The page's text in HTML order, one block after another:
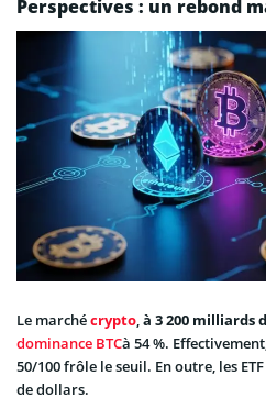
Perspectives : un rebond
Le marchécrypto,à 3 200 milliards
dominance BTCà 54 %.
50/100 frôle le seuil. En outre, les
de dollars.